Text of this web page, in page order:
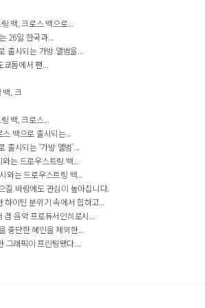
백, 크로스 백으로...
26일 한국과...
출시되는 가방 앨범을...
쿄돔에서 팬...
백, 크
백, 크로스...
백으로 출시되는...
시되는 ‘가방 앨범’...
는 드로우스트링 백...
와는 드로우스트링 백...
킬 바람에도 관심이 높아집니다.
이틴 분위기 속에서 힙하고...
겸 음악 프로듀서인히로시...
중단한 혜인을 제외한...
그래픽이 프린팅됐다....